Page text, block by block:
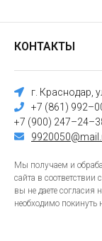
КОНТАКТЫ
г. Краснодар,
+7 (861)
+7 (900)
Мы получаем и
сайта в соответствии с
вы не даете согласия
необходимо покинуть